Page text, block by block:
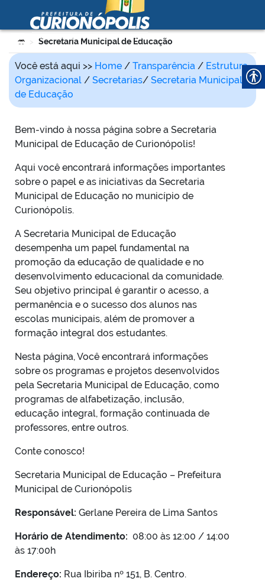
Ir para o conteúdo
Prefeitura Municipal de
Curionópolis
portal
portal
Você está aqui:
> Secretaria Municipal de Educação
Você está aqui >> Home / Transparência / Estrutura
Organizacional / Secretarias/ Secretaria Municipal
de Educação
Bem-vindo à nossa página sobre a Secretaria
Municipal de Educação de Curionópolis!
Aqui você encontrará informações importantes
sobre o papel e as iniciativas da Secretaria
Municipal de Educação no município de
Curionópolis.
A Secretaria Municipal de Educação
desempenha um papel fundamental na
promoção da educação de qualidade e no
desenvolvimento educacional da comunidade.
Seu objetivo principal é garantir o acesso, a
permanência e o sucesso dos alunos nas
escolas municipais, além de promover a
formação integral dos estudantes.
Nesta página, Você encontrará informações
sobre os programas e projetos desenvolvidos
pela Secretaria Municipal de Educação, como
programas de alfabetização, inclusão,
educação integral, formação continuada de
professores, entre outros.
Conte conosco!
Secretaria Municipal de Educação – Prefeitura
Municipal de Curionópolis
Responsável: Gerlane Pereira de Lima Santos
Horário de Atendimento: 08:00 às 12:00 / 14:00
às 17:00h
Endereço: Rua Ibiriba nº 151, B. Centro.